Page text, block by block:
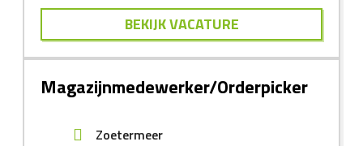
BEKIJK VACATURE
Magazijnmedewerker/Orderpicker
Zoetermeer